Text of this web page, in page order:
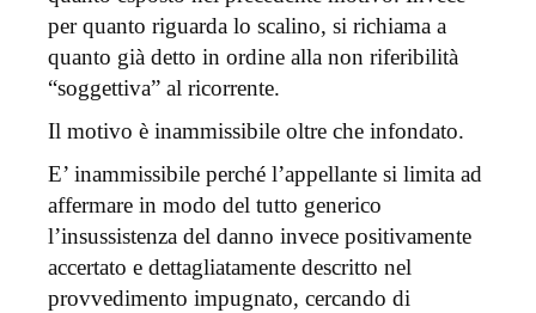
per quanto riguarda lo scalino, si richiama a
quanto già detto in ordine alla non riferibilità
“soggettiva” al ricorrente.
Il motivo è inammissibile oltre che infondato.
E’ inammissibile perché l’appellante si limita ad
affermare in modo del tutto generico
l’insussistenza del danno invece positivamente
accertato e dettagliatamente descritto nel
provvedimento impugnato, cercando di